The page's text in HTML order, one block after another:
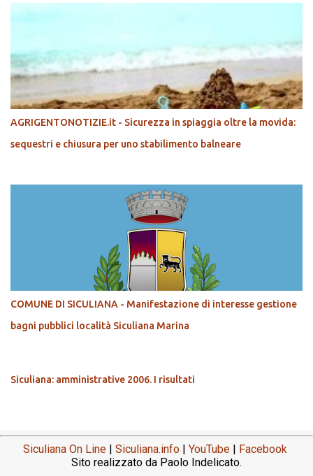
AGRIGENTONOTIZIE.it - Sicurezza in spiaggia oltre la movida:
sequestri e chiusura per uno stabilimento balneare
COMUNE DI SICULIANA - Manifestazione di interesse gestione
bagni pubblici località Siculiana Marina
Siculiana: amministrative 2006. I risultati
Siculiana On Line | Siculiana.info | YouTube | Facebook
Sito realizzato da Paolo Indelicato.